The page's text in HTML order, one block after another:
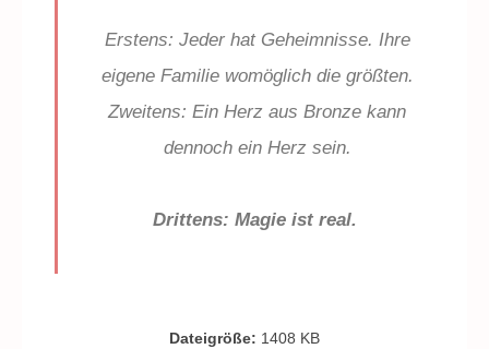
Erstens: Jeder hat Geheimnisse. Ihre
eigene Familie womöglich die größten.
Zweitens: Ein Herz aus Bronze kann
dennoch ein Herz sein.
Drittens: Magie ist real.
Dateigröße: 1408 KB